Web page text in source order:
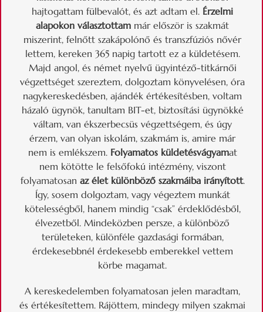
hajtogattam fülbevalót, és azt adtam el. Érzelmi
alapokon választottam már először is szakmát
miszerint, felnőtt szakápolónő és transzfúziós nővér
lettem, kereken 365 napig tartott ez a küldetésem.
Majd angol, és német nyelvű ügyintéző-titkárnői
végzettséget szereztem, dolgoztam könyvelésen, óra
nagykereskedésben, ajándék értékesítésben, voltam
házaló ügynök, tanultam BIT-et, biztosítási ügynökké
váltam, van ékszerbecsüs végzettségem, és úgy
érzem, van olyan iskolám, szakmám is, amire már
nem is emlékszem. Folyamatos küldetésvágyamat
nem kötötte le felsőfokú intézmény, viszont
folyamatosan az élet különböző szakmáiba irányított.
Így, sosem dolgoztam, vagy végeztem munkát
kötelességből, hanem mindig “csak” érdeklődésből,
élvezetből. Mindeközben persze, a különböző
területeken, különféle gazdasági formában,
érdekesebbnél érdekesebb emberekkel vettem
körbe magamat.
A kereskedelemben folyamatosan jelen maradtam,
és értékesítettem. Rájöttem, mindegy milyen szakmai